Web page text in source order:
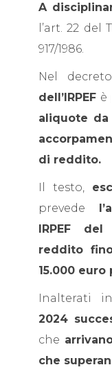
A
l’art. 22
917/1986.
Nel
dell’IRPEF è
aliquote
di reddito.
Il testo,
prevede
IRPEF
reddito
15.000
Inalterati
2024
che
che